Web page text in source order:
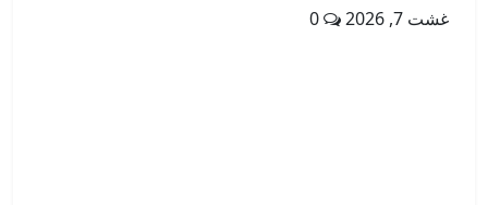
غشت 7, 2026 0